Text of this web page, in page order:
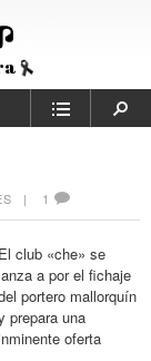
| 1
El club «che» se
a por el fichaje
portero mallorquín
prepara una
oferta